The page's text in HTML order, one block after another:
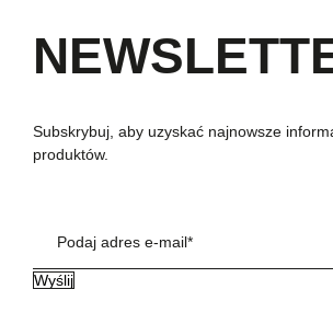
Subskrybuj, aby uzyskać najnowsze
produktów.
Podaj adres e-mail*